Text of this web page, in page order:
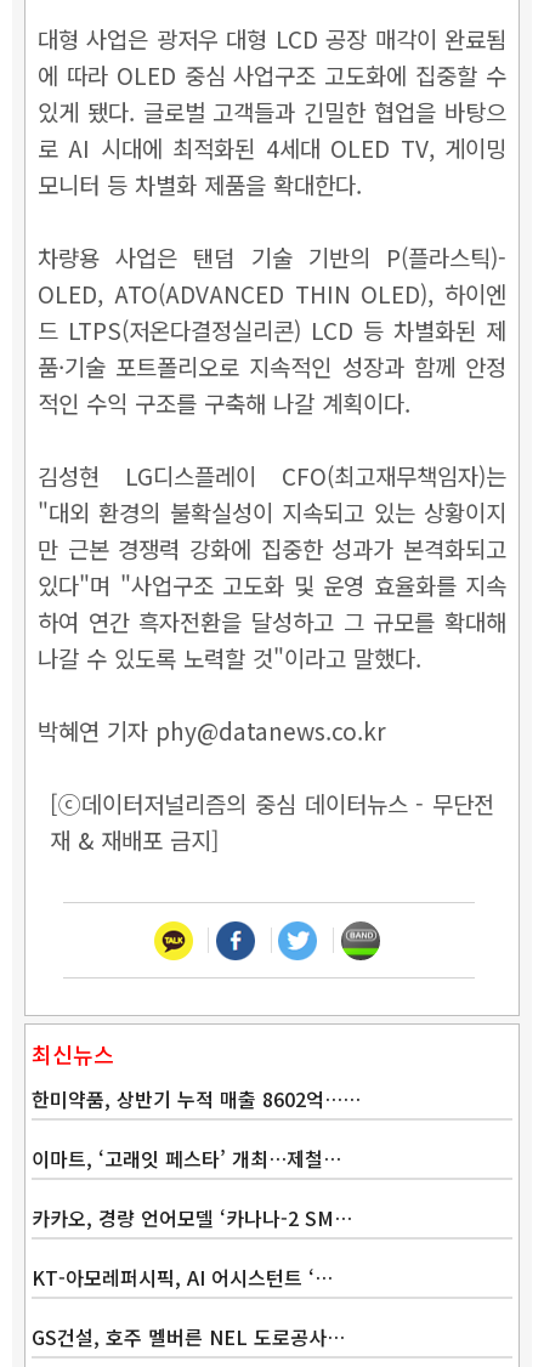
대형 사업은 광저우 대형 LCD 공장 매각이 완료됨
에 따라 OLED 중심 사업구조 고도화에 집중할 수
있게 됐다. 글로벌 고객들과 긴밀한 협업을 바탕으
로 AI 시대에 최적화된 4세대 OLED TV, 게이밍
모니터 등 차별화 제품을 확대한다.
차량용 사업은 탠덤 기술 기반의 P(플라스틱)-
OLED, ATO(ADVANCED THIN OLED), 하이엔
드 LTPS(저온다결정실리콘) LCD 등 차별화된 제
품·기술 포트폴리오로 지속적인 성장과 함께 안정
적인 수익 구조를 구축해 나갈 계획이다.
김성현 LG디스플레이 CFO(최고재무책임자)는
"대외 환경의 불확실성이 지속되고 있는 상황이지
만 근본 경쟁력 강화에 집중한 성과가 본격화되고
있다"며 "사업구조 고도화 및 운영 효율화를 지속
하여 연간 흑자전환을 달성하고 그 규모를 확대해
나갈 수 있도록 노력할 것"이라고 말했다.
박혜연 기자 phy@datanews.co.kr
[ⓒ데이터저널리즘의 중심 데이터뉴스 - 무단전
재 & 재배포 금지]
최신뉴스
한미약품, 상반기 누적 매출 8602억……
이마트, ‘고래잇 페스타’ 개최…제철…
카카오, 경량 언어모델 ‘카나나-2 SM…
KT-아모레퍼시픽, AI 어시스턴트 ‘…
GS건설, 호주 멜버른 NEL 도로공사…